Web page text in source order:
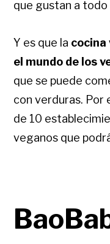
que gustan a todo
Y es que la cocina
el mundo de los
que se puede
con verduras. Por
de 10
veganos que